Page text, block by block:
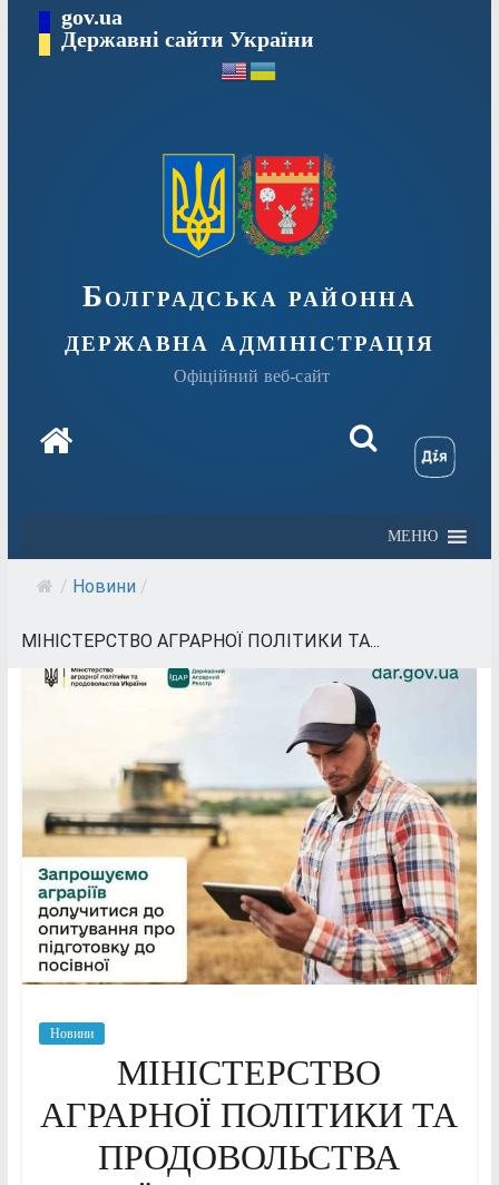
Перейтиgov.ua
Державні сайти України
Болградська районна
державна адміністрація
Офіційний веб-сайт
МЕНЮ
/ Новини /
МІНІСТЕРСТВО АГРАРНОЇ ПОЛІТИКИ ТА...
Новини
МІНІСТЕРСТВО
АГРАРНОЇ ПОЛІТИКИ ТА
ПРОДОВОЛЬСТВА